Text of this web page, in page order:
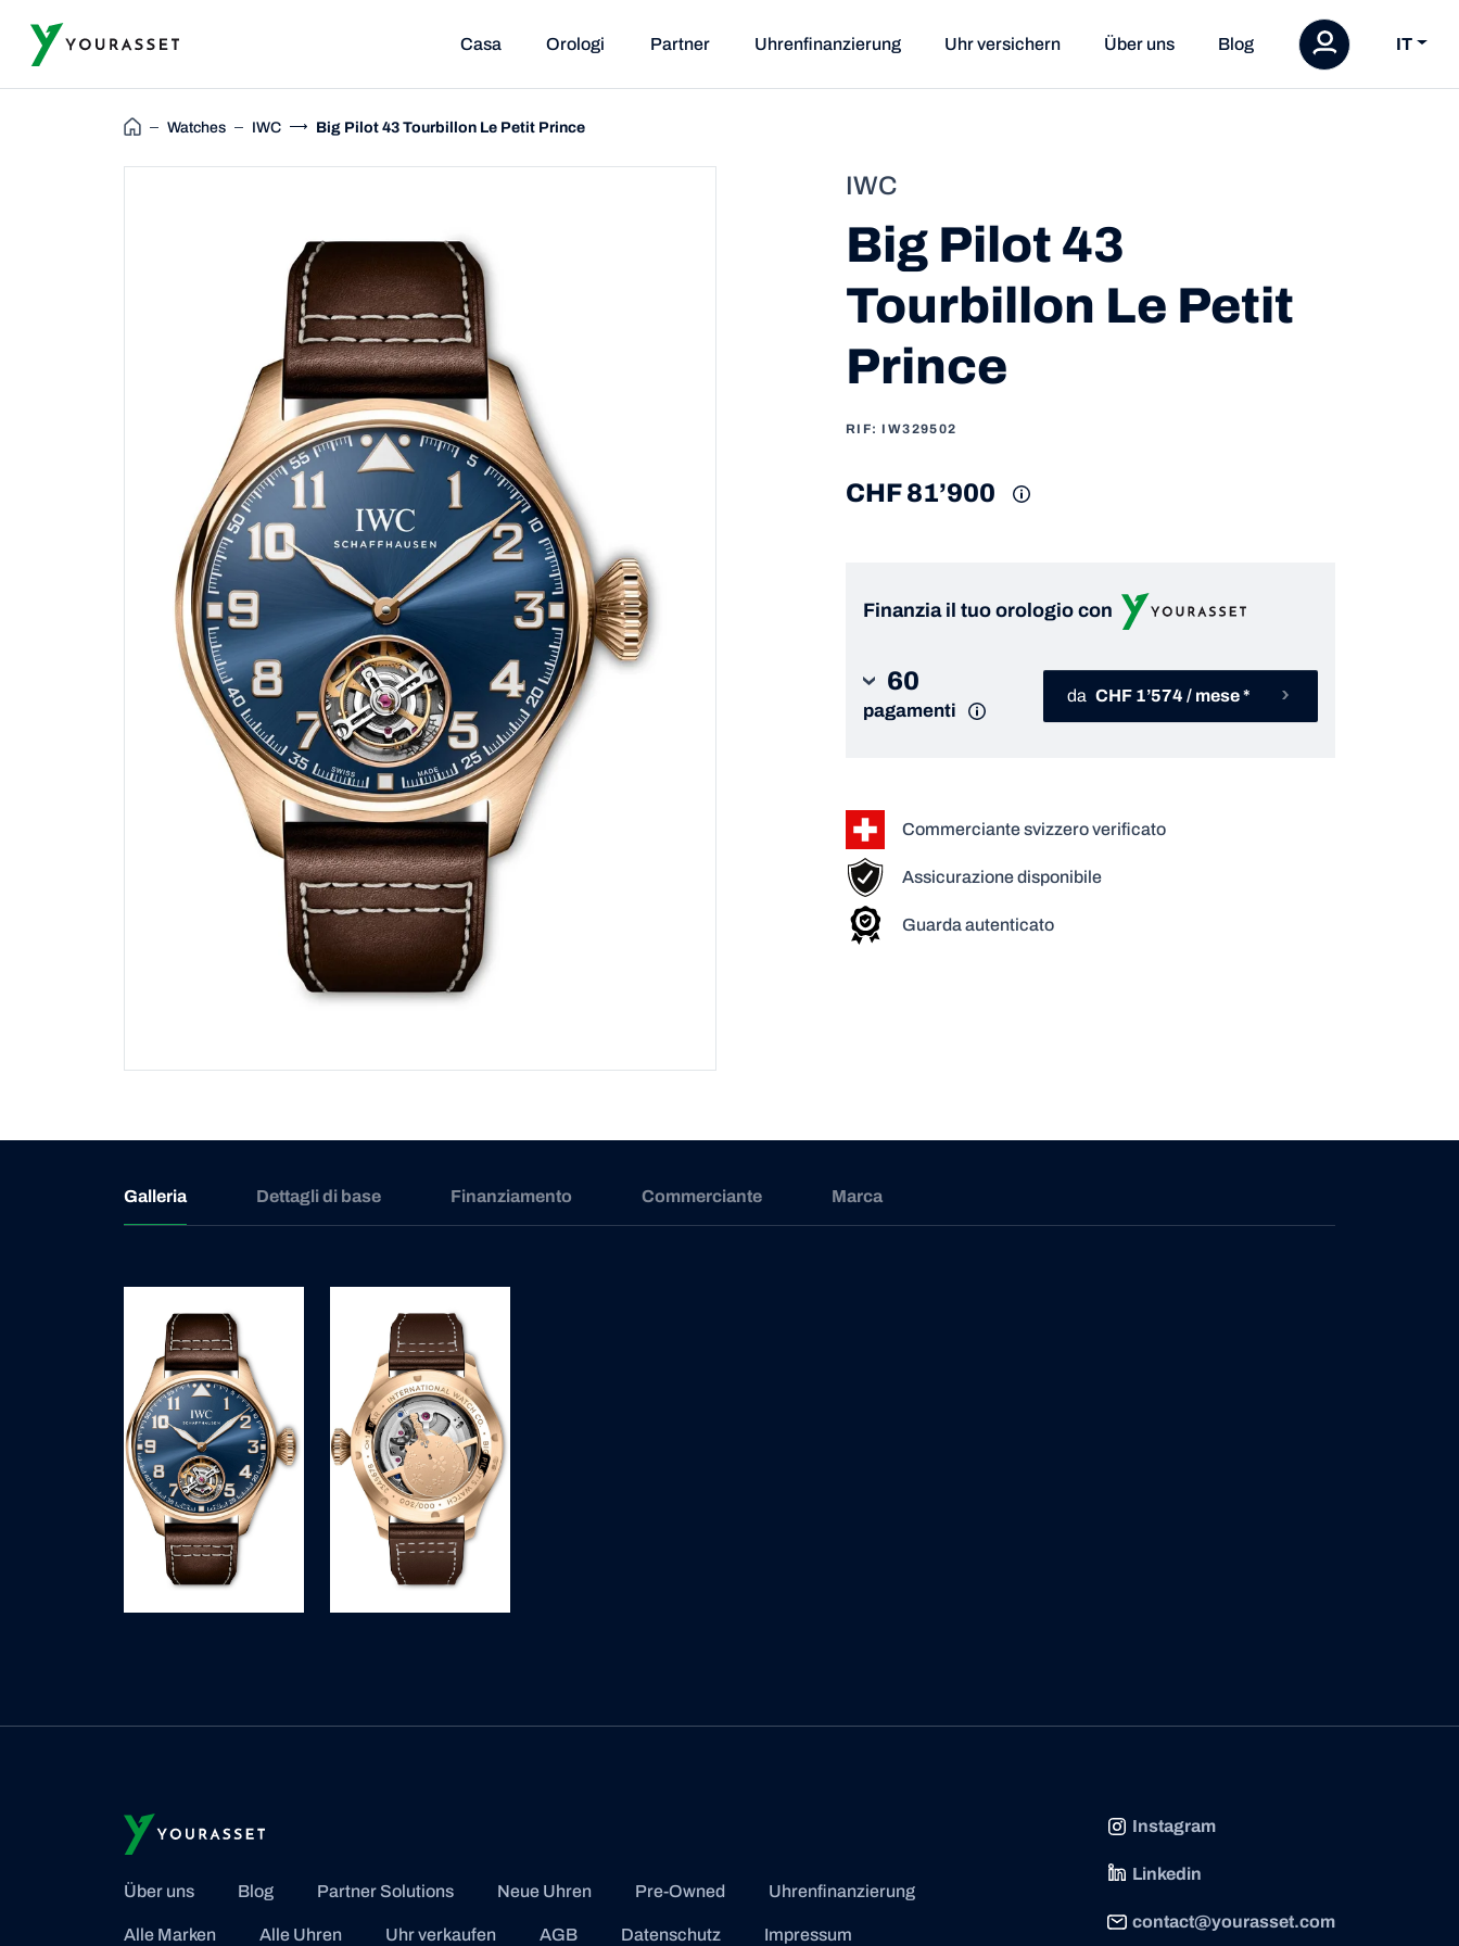
Casa Orologi Partner Uhrenfinanzierung Uhr versichern Über uns Blog IT
Watches IWC Big Pilot 43 Tourbillon Le Petit Prince
IWC
Big Pilot 43
Tourbillon Le Petit
Prince
RIF: IW329502
CHF 81’900
Finanzia il tuo orologio con
60
pagamenti
da CHF 1’574 / mese *
Commerciante svizzero verificato
Assicurazione disponibile
Guarda autenticato
Galleria Dettagli di base Finanziamento Commerciante Marca
Über uns Blog Partner Solutions Neue Uhren Pre-Owned Uhrenfinanzierung
Alle Marken Alle Uhren Uhr verkaufen AGB Datenschutz Impressum
Instagram
Linkedin
contact@yourasset.com